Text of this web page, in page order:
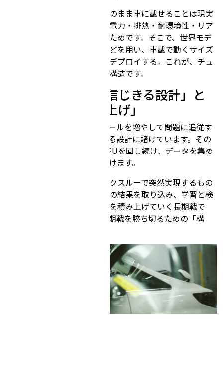
ただし、この巨大モデルをそのまま車に載せることは現実
的ではありません。車載には電力・排熱・耐環境性・リア
ルタイム性という制約があるためです。そこで、世界モデ
ルを介した学習や知識蒸留などを用い、車載で動くサイズ
へ圧縮したモデルに変換してデプロイする。これが、チュ
ーリングが想定する最終的な構造です。
6. 勝ち筋は「AIを信じきる設計」と
「前提条件の積み上げ」
チューリングのAI開発は、ルールを増やして問題に追従す
る発想ではなく、AIを信じきる設計に賭けています。その
賭けを成立させるために、GPUを回し続け、データを集め
続け、改善サイクルを回し続けます。
完全自動運転は一度のブレイクスルーで突然実現するもの
ではありません。現実世界での結果を取り込み、学習と検
証を高速に回し、一般化性能を積み上げていく長期戦で
す。チューリングは、その長期戦を勝ち切るための「構